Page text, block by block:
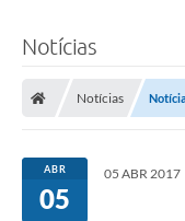
Notícias
Notícias
ABR
05
05 ABR 2017